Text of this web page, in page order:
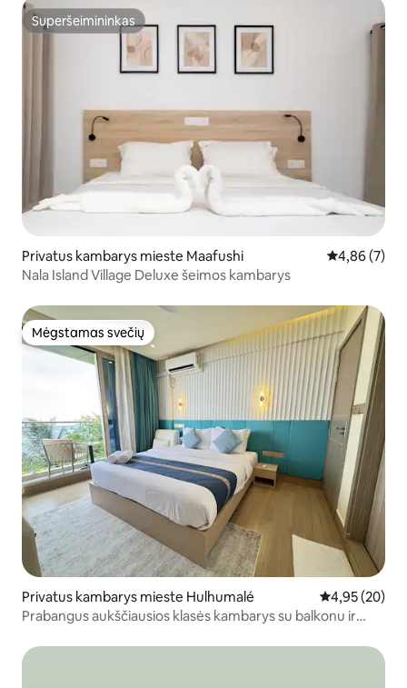
Superšeimininkas
Superšeimininkas
Privatus kambarys mieste Maafushi Vidutinis
4,86 (7)
Nala Island Village Deluxe šeimos kambarys
Mėgstamas svečių
Mėgstamas svečių
Privatus kambarys mieste Hulhumalé Vidutinis
4,95 (20)
Prabangus aukščiausios klasės kambarys su balkonu ir